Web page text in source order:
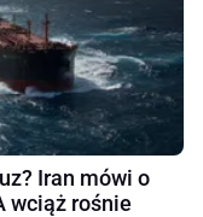
Iran mówi o
wciąż rośnie